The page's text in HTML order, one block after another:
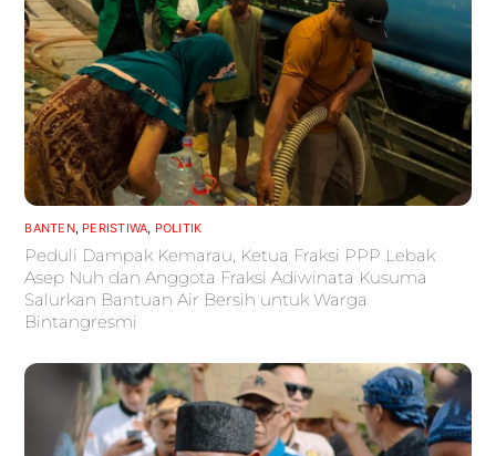
BANTEN, PERISTIWA, POLITIK
Peduli Dampak Kemarau, Ketua Fraksi PPP Lebak
Asep Nuh dan Anggota Fraksi Adiwinata Kusuma
Salurkan Bantuan Air Bersih untuk Warga
Bintangresmi